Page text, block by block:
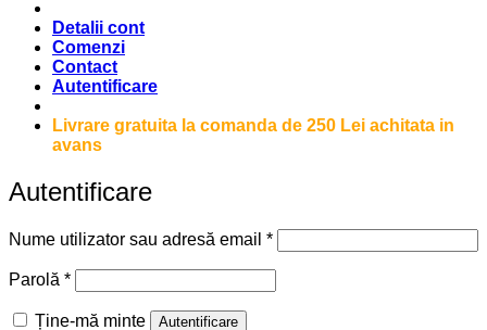
Detalii cont
Comenzi
Contact
Autentificare
Livrare gratuita la comanda de 250 Lei achitata in
avans
Autentificare
Nume utilizator sau adresă email *Obligatoriu
Parolă *Obligatoriu
Ține-mă minte Autentificare